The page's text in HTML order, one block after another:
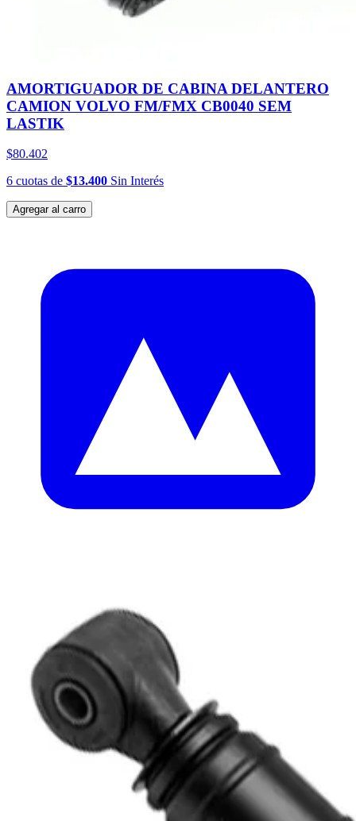
AMORTIGUADOR DE CABINA DELANTERO
CAMION VOLVO FM/FMX CB0040 SEM
LASTIK
$80.402
6 cuotas de $13.400 Sin Interés
Agregar al carro